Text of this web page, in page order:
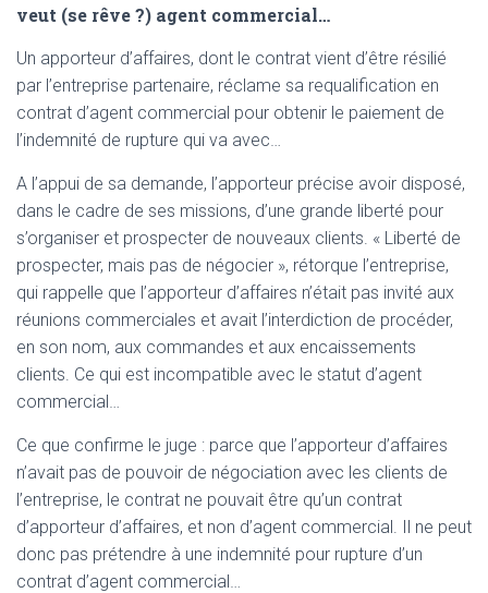
veut (se rêve ?) agent commercial…
Un apporteur d’affaires, dont le contrat vient d’être résilié
par l’entreprise partenaire, réclame sa requalification en
contrat d’agent commercial pour obtenir le paiement de
l’indemnité de rupture qui va avec…
A l’appui de sa demande, l’apporteur précise avoir disposé,
dans le cadre de ses missions, d’une grande liberté pour
s’organiser et prospecter de nouveaux clients. « Liberté de
prospecter, mais pas de négocier », rétorque l’entreprise,
qui rappelle que l’apporteur d’affaires n’était pas invité aux
réunions commerciales et avait l’interdiction de procéder,
en son nom, aux commandes et aux encaissements
clients. Ce qui est incompatible avec le statut d’agent
commercial…
Ce que confirme le juge : parce que l’apporteur d’affaires
n’avait pas de pouvoir de négociation avec les clients de
l’entreprise, le contrat ne pouvait être qu’un contrat
d’apporteur d’affaires, et non d’agent commercial. Il ne peut
donc pas prétendre à une indemnité pour rupture d’un
contrat d’agent commercial…